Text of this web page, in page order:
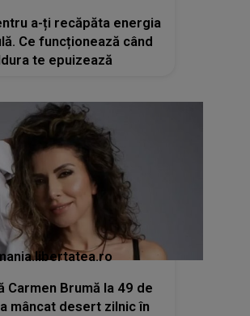
a-ți recăpăta energia
Ce funcționează când
te epuizează
Carmen Brumă la 49 de
mâncat desert zilnic în